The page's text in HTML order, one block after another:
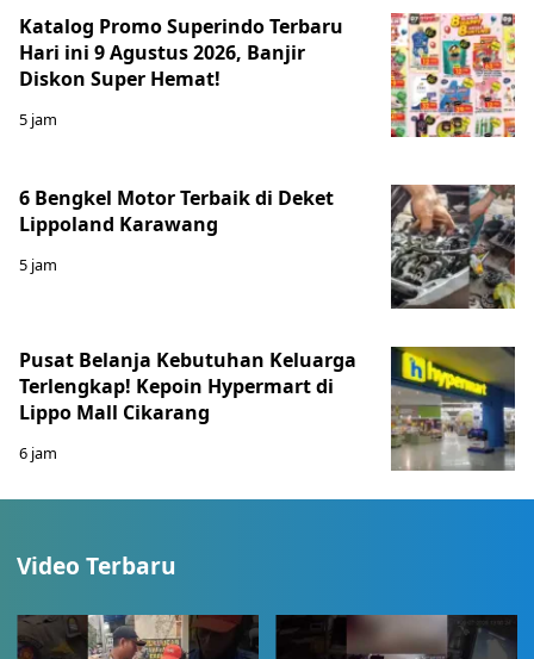
Katalog Promo Superindo Terbaru
Hari ini 9 Agustus 2026, Banjir
Diskon Super Hemat!
5 jam
6 Bengkel Motor Terbaik di Deket
Lippoland Karawang
5 jam
Pusat Belanja Kebutuhan Keluarga
Terlengkap! Kepoin Hypermart di
Lippo Mall Cikarang
6 jam
Video Terbaru